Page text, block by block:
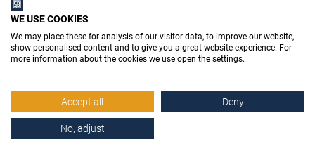
WE USE COOKIES
We may place these for analysis of our visitor data, to improve our website,
show personalised content and to give you a great website experience. For
more information about the cookies we use open the settings.
Accept all Deny
No, adjust